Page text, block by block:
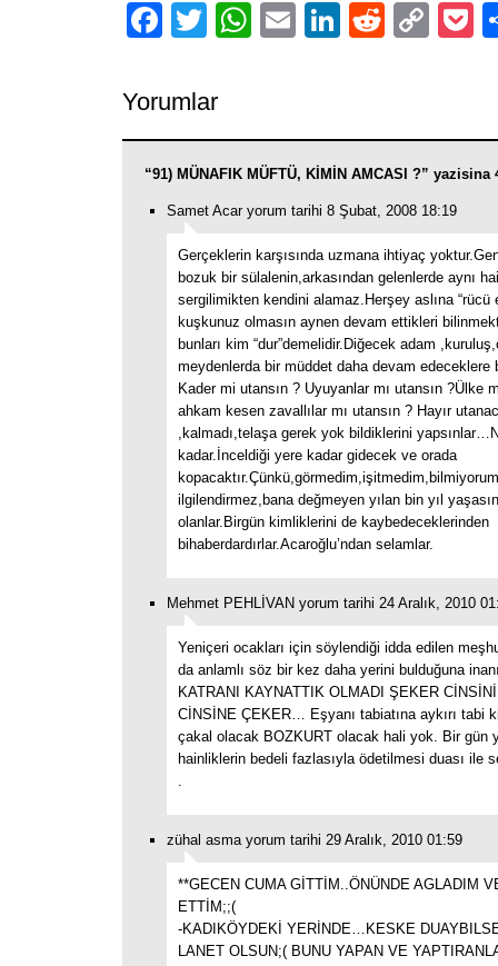
Facebook
TwitterWhatsApp
EmailLinkedIn
Reddit
Yorumlar
“91) MÜNAFIK MÜFTÜ, KİMİN AMCASI ?”
Samet Acar yorum tarihi 8 Şubat, 2008 18:19
Gerçeklerin karşısında uzmana ihtiyaç
bozuk bir sülalenin,arkasından gelenlerde aynı
sergilimikten kendini alamaz.Herşey aslına “rücü
kuşkunuz olmasın aynen devam ettikleri
bunları kim “dur”demelidir.Diğecek adam
meydenlerda bir müddet daha devam
Kader mi utansın ? Uyuyanlar mı utansın ?Ülke
ahkam kesen zavallılar mı utansın ? Hayır
,kalmadı,telaşa gerek yok bildiklerini
kadar.İnceldiği yere kadar gidecek ve orada
ilgilendirmez,bana değmeyen yılan bin yıl
olanlar.Birgün kimliklerini de kaybedeceklerinden
bihaberdardırlar.Acaroğlu’ndan selamlar.
Mehmet PEHLİVAN yorum tarihi 24 Aralık, 2010
Yeniçeri ocakları için söylendiği idda edilen
da anlamlı söz bir kez daha yerini bulduğuna
KATRANI KAYNATTIK OLMADI ŞEKER
CİNSİNE ÇEKER… Eşyanı tabiatına aykırı tabi
çakal olacak BOZKURT olacak hali yok. Bir gün
hainliklerin bedeli fazlasıyla ödetilmesi duası ile
.
zühal asma yorum tarihi 29 Aralık, 2010 01:59
**GECEN CUMA GİTTİM..ÖNÜNDE AGLADIM
ETTİM;;(
-KADIKÖYDEKİ YERİNDE…KESKE
LANET OLSUN;( BUNU YAPAN VE